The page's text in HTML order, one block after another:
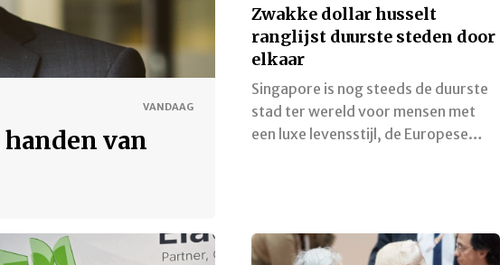
VANDAAG
van
Zwakke dollar husselt
ranglijst duurste steden door
elkaar
Singapore is nog steeds de duurste
stad ter wereld voor mensen met
een luxe levensstijl, de Europese…